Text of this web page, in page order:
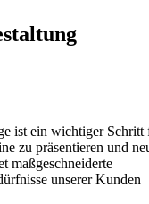
ist ein wichtiger Schritt
zu präsentieren und
maßgeschneiderte
unserer Kunden